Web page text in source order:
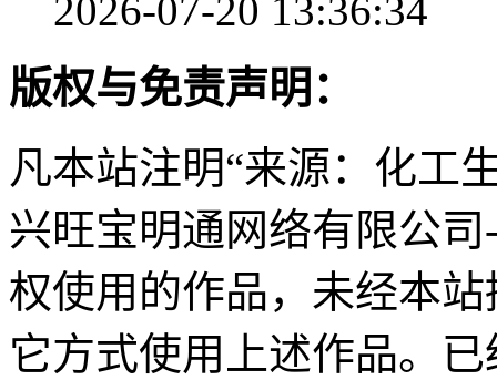
2026-07-20 13:36:34
版权与免责声明：
凡本站注明“来源：化工
兴旺宝明通网络有限公
权使用的作品，未经本
它方式使用上述作品。